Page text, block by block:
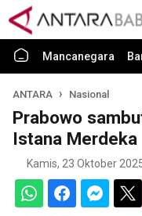
Mancanegara
ANTARA Nasional
Prabowo
Istana Merdeka
Kamis, 23 Oktober